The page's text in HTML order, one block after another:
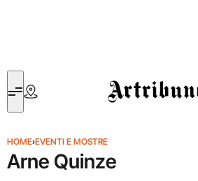
Artribune
HOME›EVENTI E MOSTRE
Arne Quinze